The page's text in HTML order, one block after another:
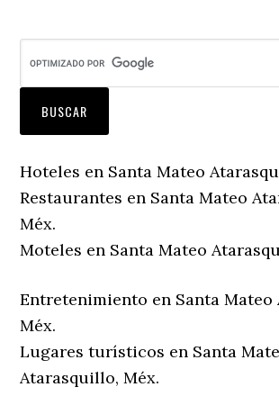
Hoteles en Santa Mateo
Restaurantes en Santa Mateo
Méx.
Moteles en Santa Mateo
Entretenimiento en Santa
Méx.
Lugares turísticos en Santa
Atarasquillo, Méx.